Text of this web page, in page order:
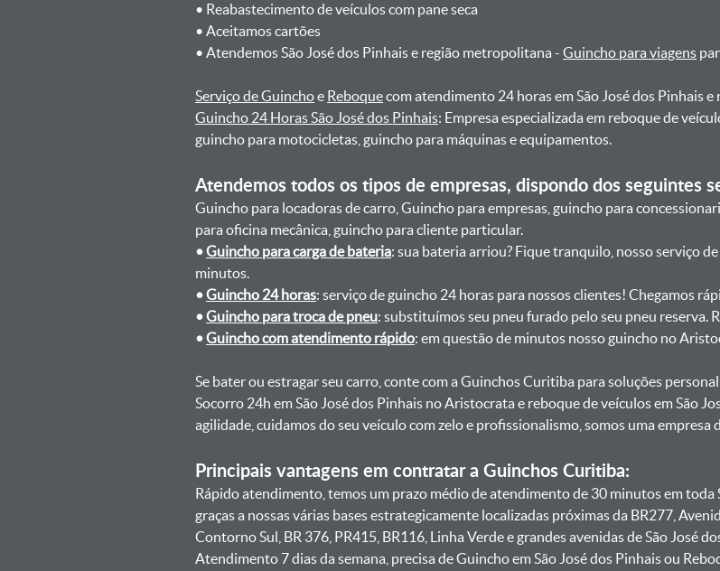
ㅤㅤ• Reabastecimento de veículos com pane seca
ㅤㅤ• Aceitamos cartões
ㅤㅤ• Atendemos São José dos Pinhais e região metropolitana -Guincho para viagens
Serviço de Guinchoe Reboquecom atendimento 24 horas em São José dos Pinhais e
Guincho 24 Horas São José dos Pinhais: Empresa especializada em reboque de
guincho para motocicletas, guincho para máquinas e equipamentos.
Atendemos todos os tipos de empresas, dispondo dos seguintes
Guincho para locadoras de carro, Guincho para empresas, guincho para
para oficina mecânica, guincho para cliente particular.
•Guincho para carga de bateria: sua bateria arriou? Fique tranquilo, nosso serviço
minutos.
•Guincho 24 horas: serviço de guincho 24 horas para nossos clientes! Chegamos
•Guincho para troca de pneu: substituímos seu pneu furado pelo seu pneu reserva.
•Guincho com atendimento rápido: em questão de minutos nosso guincho no
Se bater ou estragar seu carro, conte com a Guinchos Curitiba para soluções
Socorro 24h em São José dos Pinhais no Aristocrata e reboque de veículos em São
agilidade, cuidamos do seu veículo com zelo e profissionalismo, somos uma
Principais vantagens em contratar a Guinchos Curitiba:
Rápido atendimento, temos um prazo médio de atendimento de 30 minutos em toda
graças a nossas várias bases estrategicamente localizadas próximas da BR277,
Contorno Sul, BR 376, PR415, BR116, Linha Verde e grandes avenidas de São José
Atendimento 7 dias da semana, precisa de Guincho em São José dos Pinhais ou